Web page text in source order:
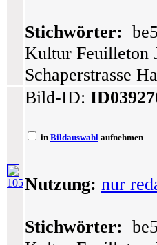
Stichwörter:
Kultur Feuilleton
Schaperstrasse
105
Bild-ID:
in Bildauswahl aufnehmen
Nutzung: nur
Stichwörter: